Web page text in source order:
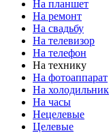
На планшет
На ремонт
На свадьбу
На телевизор
На телефон
На технику
На фотоаппарат
На холодильник
На часы
Нецелевые
Целевые